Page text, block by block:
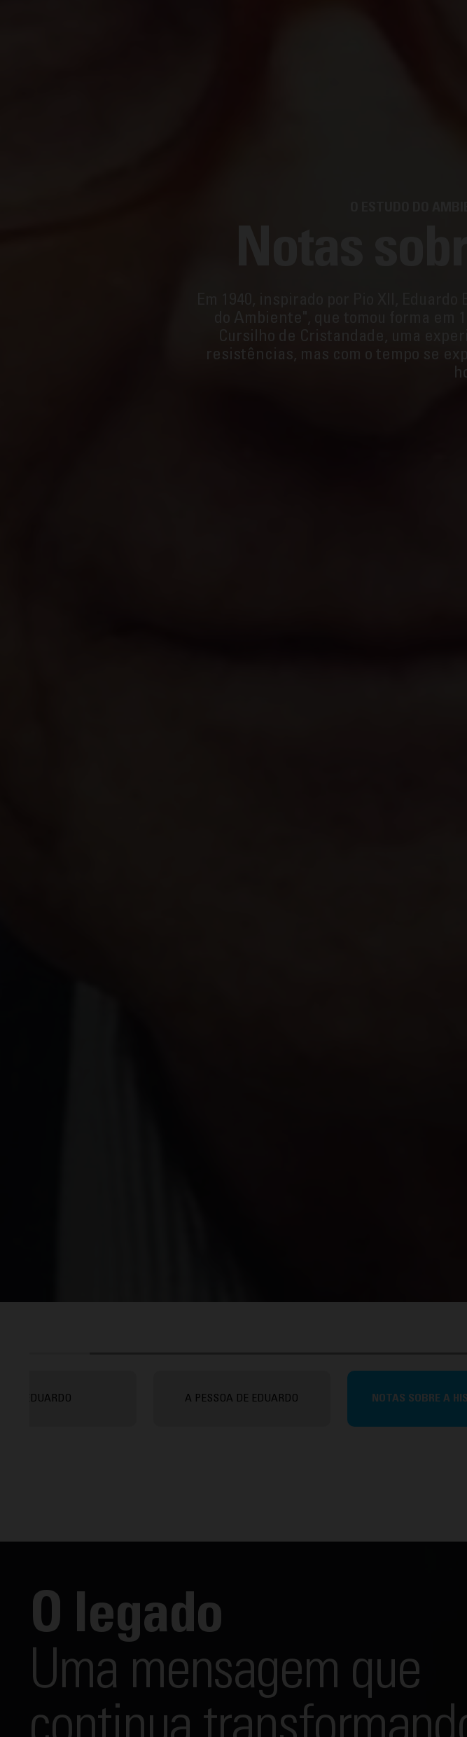
O ESTUDO DO
Notas
Em 1940, inspirado por Pio XII,
do Ambiente", que tomou forma em
Cursilho de Cristandade, uma
resistências, mas com o tempo se
EDUARDO A PESSOA DE EDUARDO NOTAS SOBRE A
O legado
Uma mensagem que